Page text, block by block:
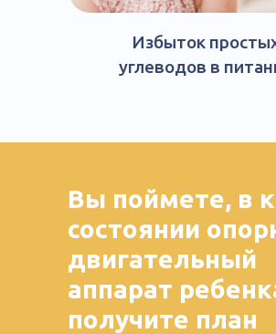
Избыток
углеводов в
Вы поймете, в
состоянии
двигательный
аппарат
получите план